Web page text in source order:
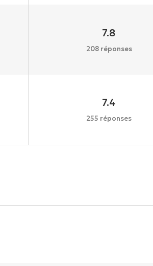
7.8
208 réponses
7.4
255 réponses